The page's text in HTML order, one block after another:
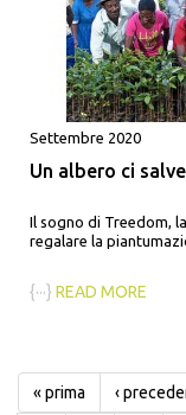
Settembre 2020
Un albero ci
Il sogno di Treedom,
regalare la
{···} READ MORE
« prima ‹